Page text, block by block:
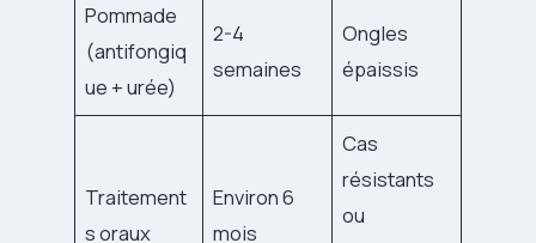
Pommade
(antifongiq
ue + urée)
2-4
semaines
Ongles
épaissis
Traitement
s oraux
Environ 6
mois
Cas
résistants
ou